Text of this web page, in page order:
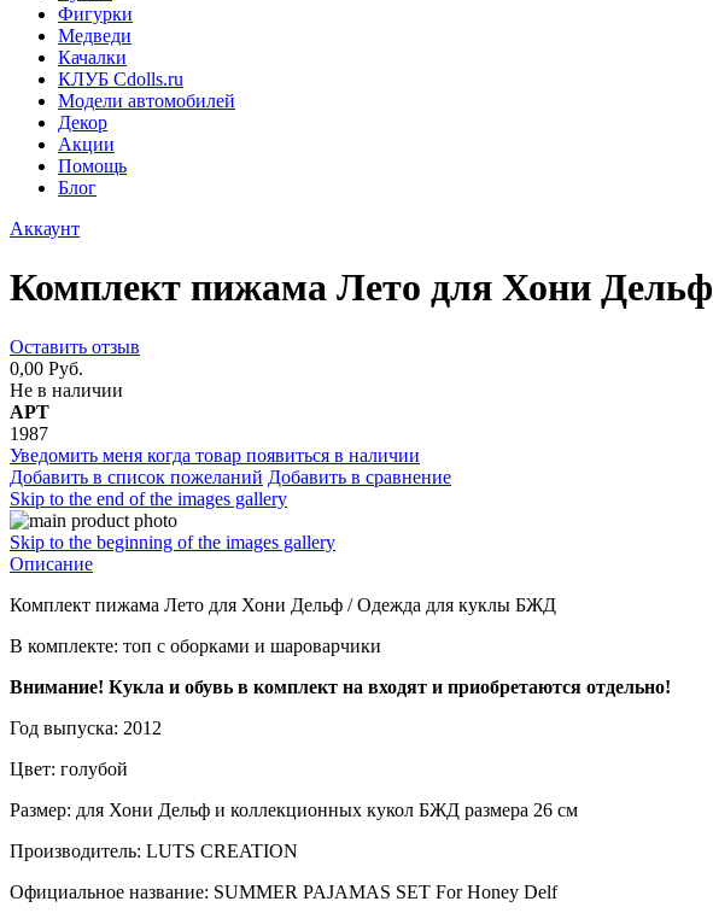
Фигурки
Медведи
Качалки
КЛУБ Cdolls.ru
Модели автомобилей
Декор
Акции
Помощь
Блог
Аккаунт
Комплект пижама Лето для Хони Дельф
Оставить отзыв
0,00 Руб.
Не в наличии
АРТ
1987
Уведомить меня когда товар появиться в наличии
Добавить в список пожеланий Добавить в сравнение
Skip to the end of the images gallery
Skip to the beginning of the images gallery
Описание
Комплект пижама Лето для Хони Дельф / Одежда для куклы БЖД
В комплекте: топ с оборками и шароварчики
Внимание! Кукла и обувь в комплект на входят и приобретаются отдельно!
Год выпуска: 2012
Цвет: голубой
Размер: для Хони Дельф и коллекционных кукол БЖД размера 26 см
Производитель: LUTS CREATION
Официальное название: SUMMER PAJAMAS SET For Honey Delf